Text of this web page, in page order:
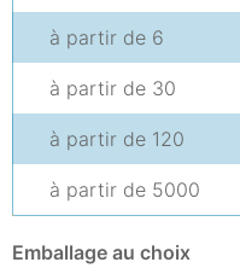
à partir de 6
à partir de 30
à partir de 120
à partir de 5000
Emballage au choix